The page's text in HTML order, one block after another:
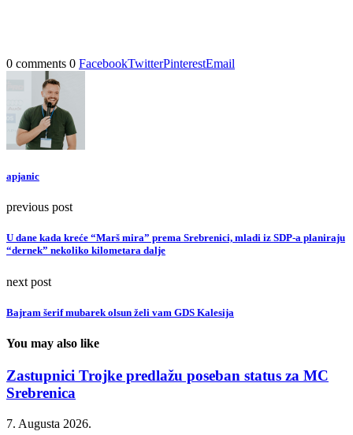
0 comments 0 FacebookTwitterPinterestEmail
apjanic
previous post
U dane kada kreće “Marš mira” prema Srebrenici, mladi iz SDP-a planiraju
“dernek” nekoliko kilometara dalje
next post
Bajram šerif mubarek olsun želi vam GDS Kalesija
You may also like
Zastupnici Trojke predlažu poseban status za MC
Srebrenica
7. Augusta 2026.